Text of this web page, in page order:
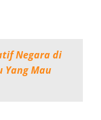
Negara di
Yang Mau